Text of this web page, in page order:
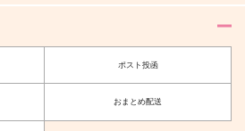
ポスト投函
おまとめ配送